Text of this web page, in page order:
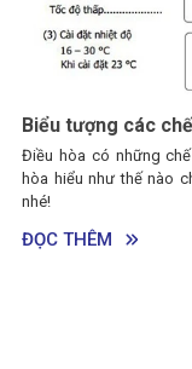
Biểu tượng các
Điều hòa có những
hòa hiểu như thế nào
nhé!
ĐỌC THÊM